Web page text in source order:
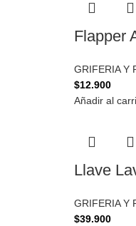
Flapper
GRIFERIA Y
$12.900
Añadir al
Llave
GRIFERIA Y
$39.900